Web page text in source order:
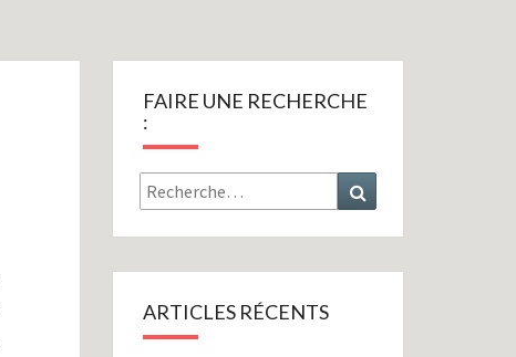
FAIRE UNE RECHERCHE
:
Rechercher :
ARTICLES RÉCENTS